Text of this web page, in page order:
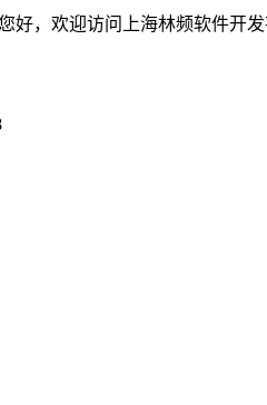
好，欢迎访问上海林频软件开